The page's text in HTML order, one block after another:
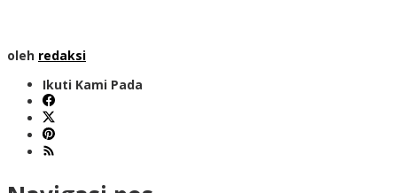
oleh redaksi
Ikuti Kami Pada